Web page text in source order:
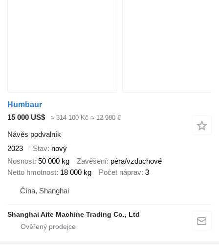
Humbaur
15 000 US$
≈ 314 100 Kč ≈ 12 980 €
Návěs podvalník
2023
Stav nový
Nosnost 50 000 kg Zavěšení péra/vzduchové
Netto hmotnost 18 000 kg Počet náprav 3
Čína, Shanghai
Shanghai Aite Machine Trading Co., Ltd